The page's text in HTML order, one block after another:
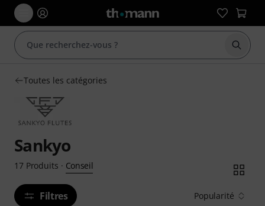
Toutes les catégories
Sankyo
17 Produits · Conseil
Filtres Popularité